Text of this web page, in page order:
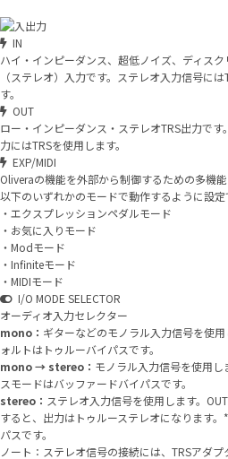
IN
ハイ・インピーダンス、超低ノイズ、ディス
（ステレオ）入力です。ステレオ入力信号に
す。
OUT
ロー・インピーダンス・ステレオTRS出力で
力にはTRSを使用します。
EXP/MIDI
Oliveraの機能を外部から制御するための多機
以下のいずれかのモードで動作するように設定
・エクスプレッションペダルモード
・お気に入りモード
・Modモード
・Infiniteモード
・MIDIモード
I/O MODE SELECTOR
オーディオ入力セレクター
mono： ギターなどのモノラル入力信号を使
ォルトはトゥルーバイパスです。
mono → stereo： モノラル入力信号を使用
スモードはバッファードバイパスです。
stereo： ステレオ入力信号を使用します。
すると、出力はトゥルーステレオになります
パスです。
ノート：ステレオ信号の接続には、TRSアダプ